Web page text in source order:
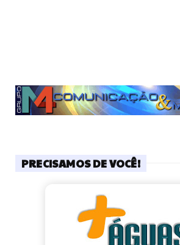
PRECISAMOS DE VOCÊ!